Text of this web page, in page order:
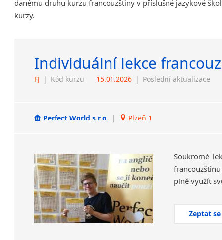
danému druhu kurzu francouzštiny v příslušné jazykové
kurzy.
Individuální lekce
FJ | Kód kurzu 15.01.2026 | Poslední aktualizace
Perfect World s.r.o. | Plzeň 1
Soukromé
francouzštinu
plně využít
Zeptat